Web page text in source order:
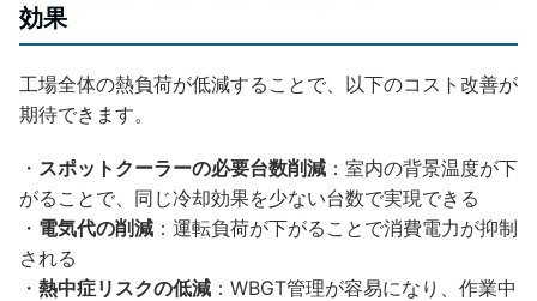
効果
工場全体の熱負荷が低減することで、以下のコスト改善が
期待できます。
・ スポットクーラーの必要台数削減 ：室内の背景温度が下
がることで、同じ冷却効果を少ない台数で実現できる
・ 電気代の削減 ：運転負荷が下がることで消費電力が抑制
される
・ 熱中症リスクの低減 ：WBGT管理が容易になり、作業中